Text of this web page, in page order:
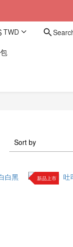
TWD
Sort by
新品上市